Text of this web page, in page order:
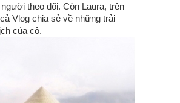
theo dõi. Còn Laura, trên
Vlog chia sẻ về những trải
của cô.